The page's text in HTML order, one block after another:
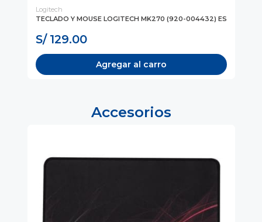
Logitech
TECLADO Y MOUSE LOGITECH MK270 (920-004432) ES
S/ 129.00
Agregar al carro
Accesorios